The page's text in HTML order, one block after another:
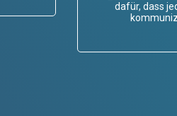
dafür, dass